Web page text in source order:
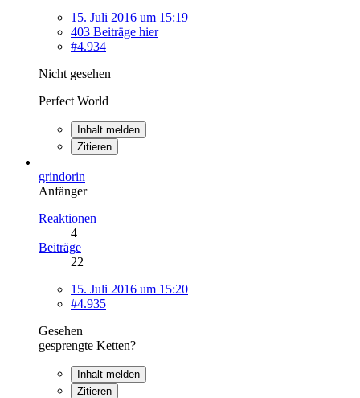
15. Juli 2016 um 15:19
403 Beiträge hier
#4.934
Nicht gesehen
Perfect World
Inhalt melden
Zitieren
grindorin
Anfänger
Reaktionen
4
Beiträge
22
15. Juli 2016 um 15:20
#4.935
Gesehen
gesprengte Ketten?
Inhalt melden
Zitieren